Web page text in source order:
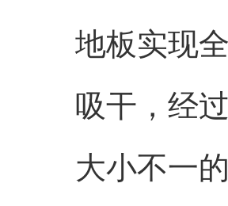
地板实现
吸干，经
大小不一